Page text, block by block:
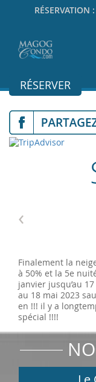
RÉSERVATION :
RÉSERVER
‹
Finalement la
à 50% et la 5e
janvier jusqu’au
au 18 mai 2023
en !!! il y a
spécial !!!!